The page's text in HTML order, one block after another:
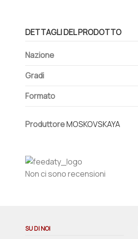
DETTAGLI DEL PRODOTTO
Nazione
Gradi
Formato
ProduttoreMOSKOVSKAYA
Non ci sono recensioni
SU DI NOI